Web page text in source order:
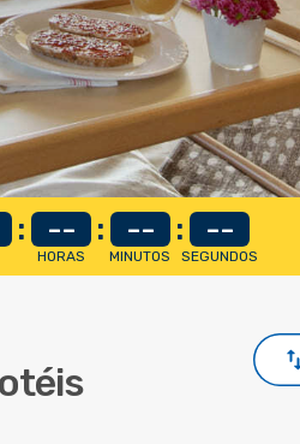
: --
HORAS
: --
MINUTOS
: --
SEGUNDOS